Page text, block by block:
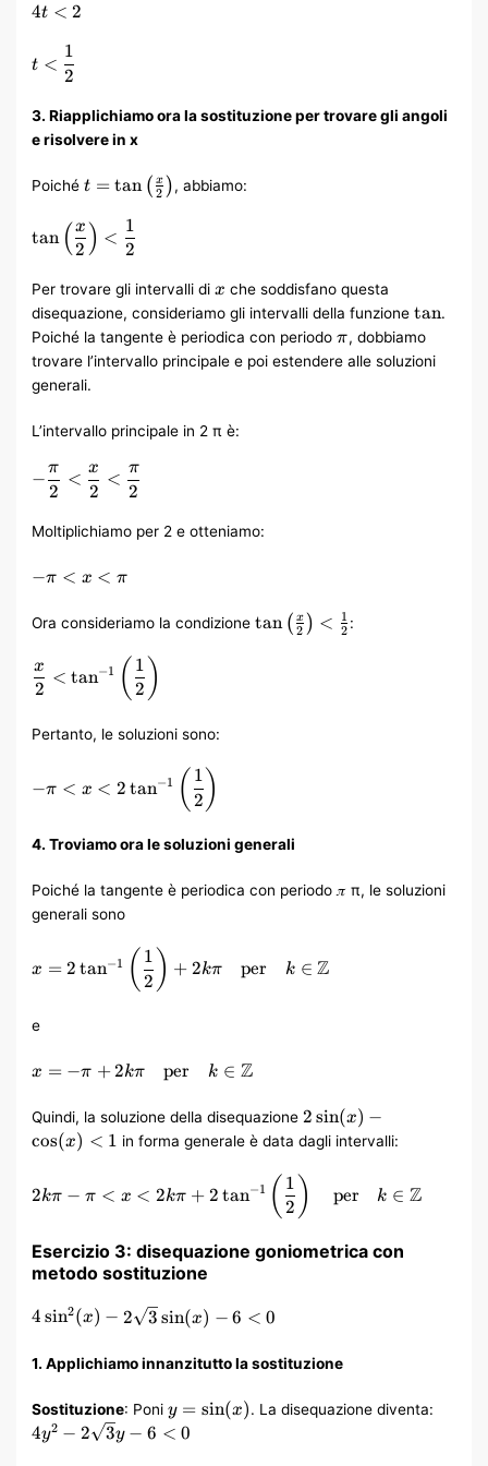
t^2
1
<
4t
4t < 2
t <
\frac{1}
t <
2
1
3. Riapplichiamo ora la sostituzione per trovare gli angoli
e risolvere in x
Poichét =
\tan\left(\frac{x}
{2}\right)
t = tan ( 2
x ), abbiamo:
\tan\left(\frac{x}
{2}\right) <
tan (2
x ) <
2
1
Per trovare gli intervalli dix
x che soddisfano questa
disequazione, consideriamo gli intervalli della funzione\tan
tan.
Poiché la tangente è periodica con periodo\pi
π, dobbiamo
trovare l’intervallo principale e poi estendere alle soluzioni
generali.
L’intervallo principale in 2π è:
-
\frac{\pi}
\frac{x}
\frac{\pi}
−
2
π
<
2
x
<
2
π
Moltiplichiamo per 2 e otteniamo:
-
<
<
\pi
−π < x < π
Ora consideriamo la condizione\tan\left(\frac{x}
{2}\right) <
tan ( 2
x ) < 2
1 :
\frac{x}{2} <
\tan^{-1}\left(\frac{1}
{2}\right)
2
x
< tan−1 ( 2
1 )
Pertanto, le soluzioni sono:
-\pi < x < 2
\tan^{-1}\left(\frac{1}
−π < x < 2 tan−1 ( 2
1 )
4. Troviamo ora le soluzioni generali
Poiché la tangente è periodica con periodo 𝜋 π, le soluzioni
generali sono
x = 2
\tan^{-1}\left(\frac{1}
\quad \text{per} \quad
x = 2 tan−1 ( 2
1 ) + 2kπ per k ∈ Z
e
x = -\pi +
\text{per}
\quad k \in
\mathbb{Z}
x = −π +2kπ per k ∈ Z
Quindi, la soluzione della disequazione2\sin(x)
–
\cos(x)
< 1
2 sin(x) −
cos(x) < 1 in forma generale è data dagli intervalli:
2k\pi – \pi < x < 2k\pi
+ 2
{2}\right) \quad
\text{per} \quad k \in
2kπ − π < x < 2kπ + 2 tan−1 ( 2
1 ) per k ∈ Z
Esercizio 3: disequazione goniometrica con
metodo sostituzione
4\sin^2(x) –
– 6 < 0
4 sin2(x) − 2 3 sin(x) − 6 < 0
1. Applichiamo innanzitutto la sostituzione
Sostituzione: Poniy =
\sin(x)
y = sin(x). La disequazione diventa:
4y2 − 2 3y − 6 < 0